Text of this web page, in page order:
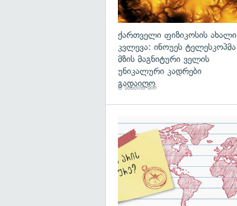
ქართველი ფიზიკოსის ახალი
კვლევა: ინოუეს ტელესკოპმა
მზის მაგნიტური ველის
უნიკალური კადრები
გადაიღო
8 საათის წინ